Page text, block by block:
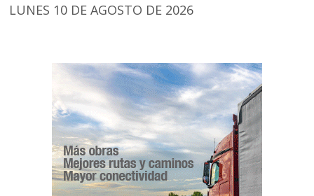
LUNES 10 DE AGOSTO DE 2026